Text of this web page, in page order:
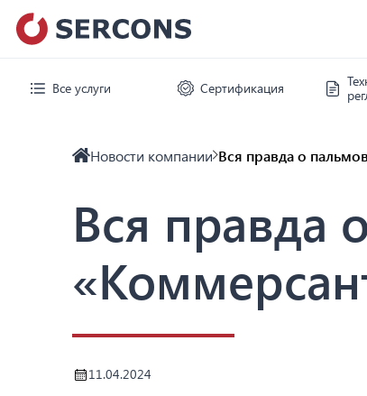
Все услуги Сертификация
Новости компании Вся правда о
Вся правда
11.04.2024